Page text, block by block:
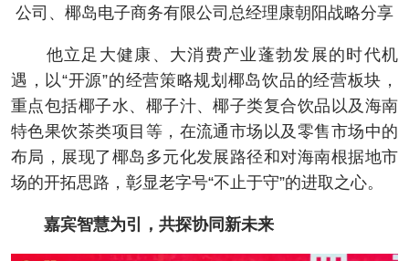
公司、椰岛电子商务有限公司总经理康朝阳战略分享
他立足大健康、大消费产业蓬勃发展的时代机
遇，以“开源”的经营策略规划椰岛饮品的经营板块，
重点包括椰子水、椰子汁、椰子类复合饮品以及海南
特色果饮茶类项目等，在流通市场以及零售市场中的
布局，展现了椰岛多元化发展路径和对海南根据地市
场的开拓思路，彰显老字号“不止于守”的进取之心。
嘉宾智慧为引，共探协同新未来